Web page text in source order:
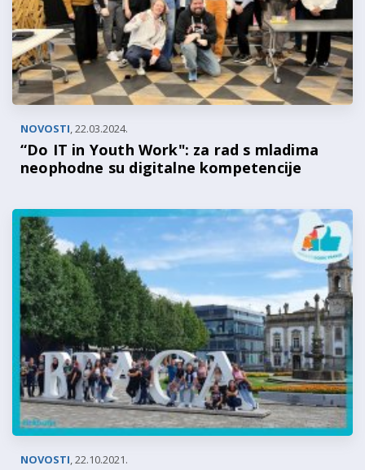
NOVOSTI,22.03.2024.
“Do IT in Youth Work": za rad s mladima
neophodne su digitalne kompetencije
NOVOSTI,22.10.2021.